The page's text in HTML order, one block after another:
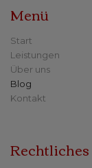
Menü
Start
Leistungen
Über uns
Blog
Kontakt
Rechtliches